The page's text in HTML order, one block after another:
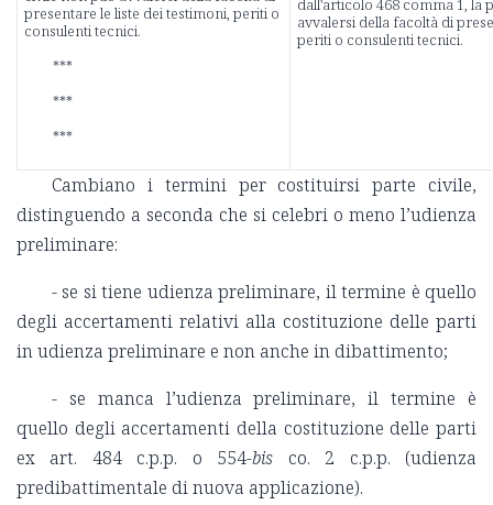
presentare le liste dei testimoni, periti o
consulenti tecnici.
***
***
***
dall'articolo 468 comma 1, la
avvalersi della facoltà di
periti o consulenti tecnici.
Cambiano i termini per costituirsi parte civile,
distinguendo a seconda che si celebri o meno l’udienza
preliminare:
- se si tiene udienza preliminare, il termine è quello
degli accertamenti relativi alla costituzione delle parti
in udienza preliminare e non anche in dibattimento;
- se manca l’udienza preliminare, il termine è
quello degli accertamenti della costituzione delle parti
ex art. 484 c.p.p. o 554-bis co. 2 c.p.p. (udienza
predibattimentale di nuova applicazione).